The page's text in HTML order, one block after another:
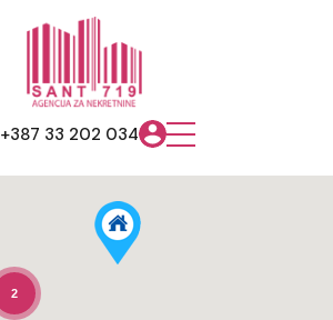
+387 33 202 034
2